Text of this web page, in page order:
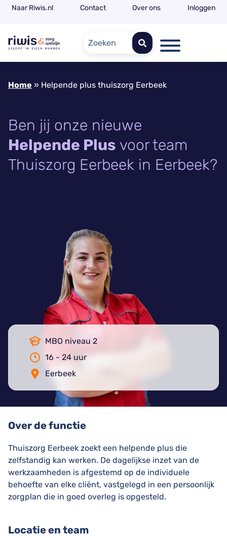
Naar Riwis.nl Contact Over ons Inloggen
Zoeken
Home » Helpende plus thuiszorg Eerbeek
Ben jij onze nieuwe
Helpende Plus voor team
Thuiszorg Eerbeek in Eerbeek?
MBO niveau 2
16 - 24 uur
Eerbeek
Over de functie
Thuiszorg Eerbeek zoekt een helpende plus die
zelfstandig kan werken. De dagelijkse inzet van de
werkzaamheden is afgestemd op de individuele
behoefte van elke cliënt, vastgelegd in een persoonlijk
zorgplan die in goed overleg is opgesteld.
Locatie en team